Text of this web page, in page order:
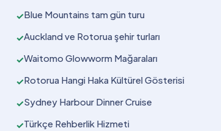
✓Blue Mountains tam gün turu
✓Auckland ve Rotorua şehir turları
✓Waitomo Glowworm Mağaraları
✓Rotorua Hangi Haka Kültürel Gösterisi
✓Sydney Harbour Dinner Cruise
✓Türkçe Rehberlik Hizmeti